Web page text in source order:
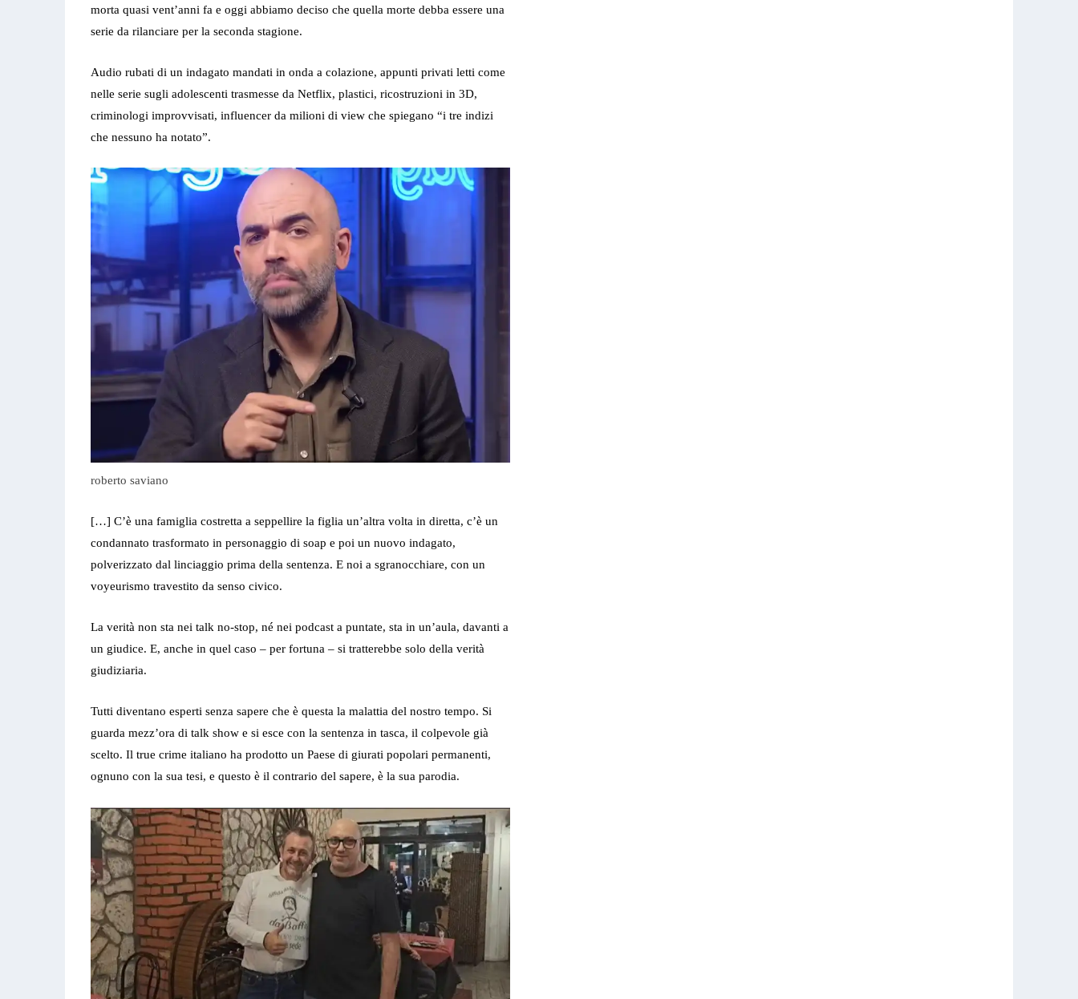
morta quasi vent’anni fa e oggi abbiamo deciso che quella morte debba essere una
serie da rilanciare per la seconda stagione.
Audio rubati di un indagato mandati in onda a colazione, appunti privati letti come
nelle serie sugli adolescenti trasmesse da Netflix, plastici, ricostruzioni in 3D,
criminologi improvvisati, influencer da milioni di view che spiegano “i tre indizi
che nessuno ha notato”.
roberto saviano
[…] C’è una famiglia costretta a seppellire la figlia un’altra volta in diretta, c’è un
condannato trasformato in personaggio di soap e poi un nuovo indagato,
polverizzato dal linciaggio prima della sentenza. E noi a sgranocchiare, con un
voyeurismo travestito da senso civico.
La verità non sta nei talk no-stop, né nei podcast a puntate, sta in un’aula, davanti a
un giudice. E, anche in quel caso – per fortuna – si tratterebbe solo della verità
giudiziaria.
Tutti diventano esperti senza sapere che è questa la malattia del nostro tempo. Si
guarda mezz’ora di talk show e si esce con la sentenza in tasca, il colpevole già
scelto. Il true crime italiano ha prodotto un Paese di giurati popolari permanenti,
ognuno con la sua tesi, e questo è il contrario del sapere, è la sua parodia.